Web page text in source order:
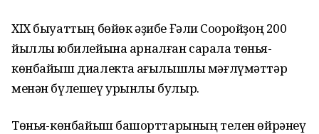
ХIХ быуаттың бөйөк әҙибе Ғәли Соҡоройҙоң 200
йыллыҡ юбилейына арналған сарала төньяҡ-
көнбайыш диалектҡа ҡағылышлы мәғлүмәттәр
менән бүлешеү урынлы булыр.
Төньяҡ-көнбайыш башҡорттарының телен өйрәнеү